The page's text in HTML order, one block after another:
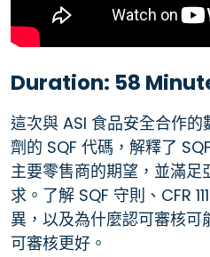
Duration: 58
這次與 ASI 食品安全合作
劑的 SQF 代碼，解釋了
主要零售商的期望，並滿
求。了解 SQF 守則、CFR
異，以及為什麼認可審核
可審核更好。